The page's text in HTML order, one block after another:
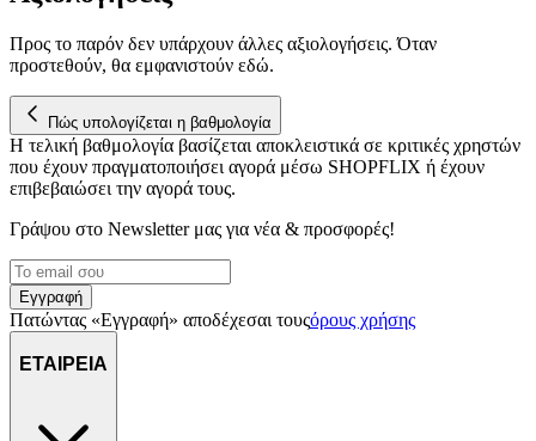
Προς το παρόν δεν υπάρχουν άλλες αξιολογήσεις. Όταν
προστεθούν, θα εμφανιστούν εδώ.
Πώς υπολογίζεται η βαθμολογία
Η τελική βαθμολογία βασίζεται αποκλειστικά σε κριτικές χρηστών
που έχουν πραγματοποιήσει αγορά μέσω SHOPFLIX ή έχουν
επιβεβαιώσει την αγορά τους.
Γράψου στο Νewsletter μας για νέα & προσφορές!
Εγγραφή
Πατώντας «Εγγραφή» αποδέχεσαι τουςόρους χρήσης
ΕΤΑΙΡΕΙΑ